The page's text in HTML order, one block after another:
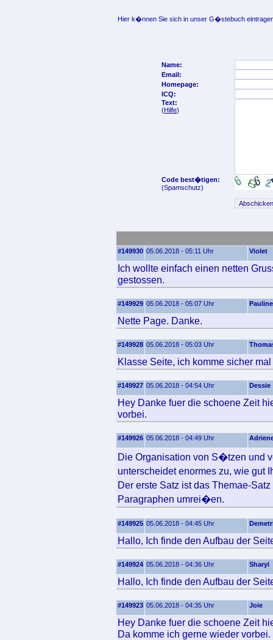
Hier k�nnen Sie sich in unser G�stebuch
Name:
Email:
Homepage:
ICQ:
Text:
(Hilfe)
Code best�tigen:
(Spamschutz)
#149930 05.06.2018 - 05:11 Uhr Violet
Ich wollte einfach einen netten
gestossen.
#149929 05.06.2018 - 05:07 Uhr Pauline
Nette Page. Danke.
#149928 05.06.2018 - 05:03 Uhr
Klasse Seite, ich komme sicher
#149927 05.06.2018 - 04:54 Uhr Dessie
Hey Danke fuer die schoene Zeit
vorbei.
#149926 05.06.2018 - 04:49 Uhr
Die Organisation von S�tzen und
unterscheidet enormes zu, wie
Der erste Satz ist das Themae-
Paragraphen umrei�en.
#149925 05.06.2018 - 04:45 Uhr
Hallo, Ich finde den Aufbau der
#149924 05.06.2018 - 04:36 Uhr Sharyl
Hallo, Ich finde den Aufbau der
#149923 05.06.2018 - 04:35 Uhr Joie
Hey Danke fuer die schoene Zeit
Da komme ich gerne wieder vorbei.